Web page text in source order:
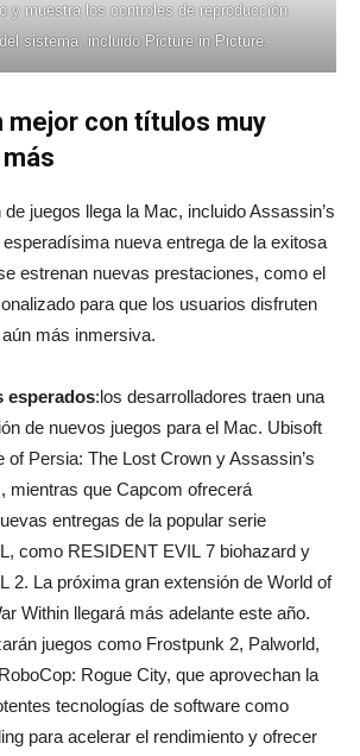
y muestra los controles de reproducción
sistema, incluido Picture in Picture.
mejor con títulos muy
juegos llega la Mac, incluido Assassin’s
nueva entrega de la exitosa
estrenan nuevas prestaciones, como el
para que los usuarios disfruten
más inmersiva.
esperados:los desarrolladores traen una
de nuevos juegos para el Mac. Ubisoft
of Persia: The Lost Crown y Assassin’s
mientras que Capcom ofrecerá
entregas de la popular serie
como RESIDENT EVIL 7 biohazard y
2. La próxima gran extensión de World of
Within llegará más adelante este año.
juegos como Frostpunk 2, Palworld,
Rogue City, que aprovechan la
tecnologías de software como
para acelerar el rendimiento y ofrecer